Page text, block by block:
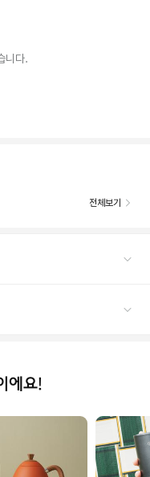
니다.
전체보기
에요!